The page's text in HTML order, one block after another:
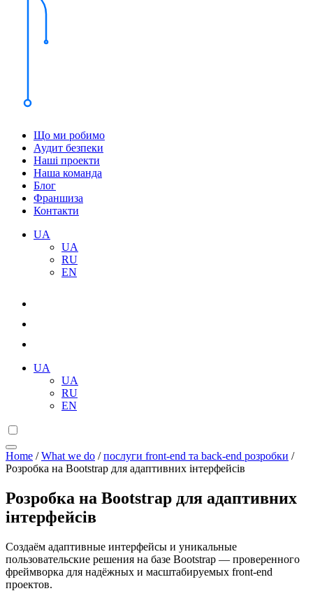
Що ми робимо
Аудит безпеки
Наші проекти
Наша команда
Блог
Франшиза
Контакти
UA
UA
RU
EN
UA
UA
RU
EN
Home /What we do /послуги front-end та back-end розробки /
Розробка на Bootstrap для адаптивних інтерфейсів
Розробка на Bootstrap для адаптивних
інтерфейсів
Создаём адаптивные интерфейсы и уникальные
пользовательские решения на базе Bootstrap — проверенного
фреймворка для надёжных и масштабируемых front-end
проектов.